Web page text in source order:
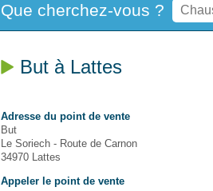
Que cherchez-vous ?
But à Lattes
Adresse du point de vente
But
Le Soriech - Route de Carnon
34970 Lattes
Appeler le point de vente